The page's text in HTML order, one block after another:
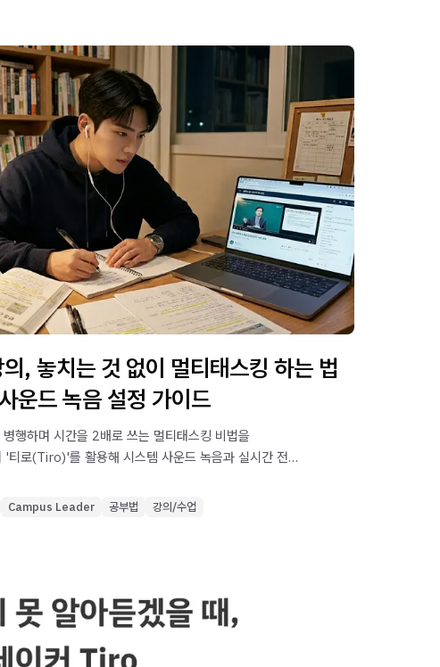
, 놓치는 것 없이 멀티태스킹 하는 법
드 녹음 설정 가이드
행하며 시간을 2배로 쓰는 멀티태스킹 비법을
티로(Tiro)'를 활용해 시스템 사운드 녹음과 실시간 전사,
Campus Leader 공부법 강의/수업